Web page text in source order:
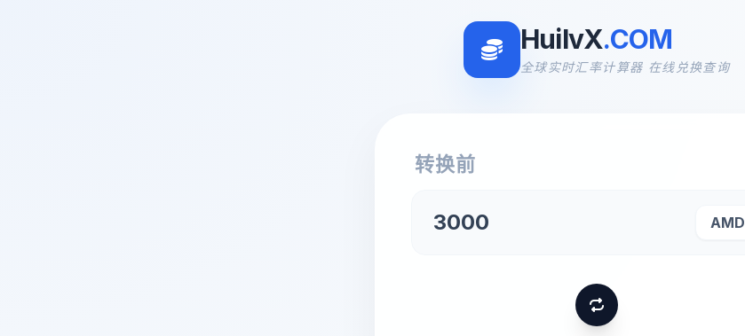
HuilvX.COM
全球实时汇率计算器 在线兑换查询
转换前